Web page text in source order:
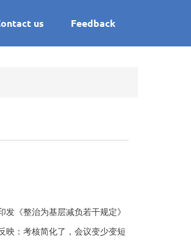
us Feedback
《整治为基层减负若干规定》
映：考核简化了，会议变少变短